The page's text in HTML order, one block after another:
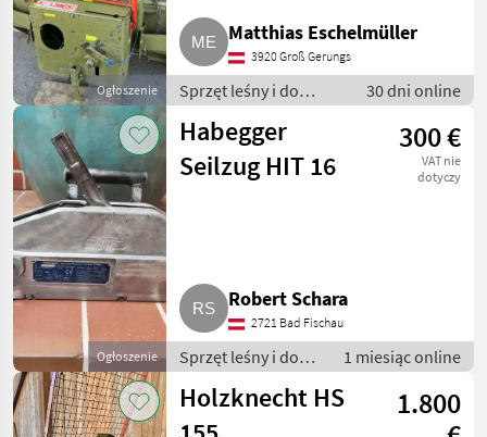
Ogłoszenie
Matthias Eschelmüller
3920 Groß Gerungs
Sprzęt leśny i do
obróbki drewna /
Wciągarki linowe
30 dni online
Ogłoszenie
Habegger
Seilzug HIT 16
300 €
VAT nie
dotyczy
Robert Schara
2721 Bad Fischau
Sprzęt leśny i do
obróbki drewna /
Wciągarki linowe
1 miesiąc online
Holzknecht HS
1.800